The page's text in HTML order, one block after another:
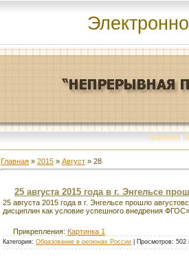
Главная |
Главная » 2015 » Август » 28
25 августа 2015 года в г. Энгельсе
25 августа 2015 года в г. Энгельсе прошло
дисциплин как условие успешного внедрения
Прикрепления: Картинка 1
Категория: Образование в регионах России | Просмотров: 502